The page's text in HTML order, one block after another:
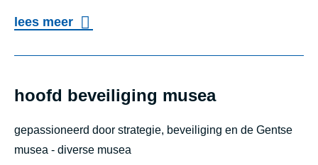
lees meer
o
r
p
v
hoofd beveiliging musea
gepassioneerd door strategie, beveiliging en de Gentse
musea - diverse musea